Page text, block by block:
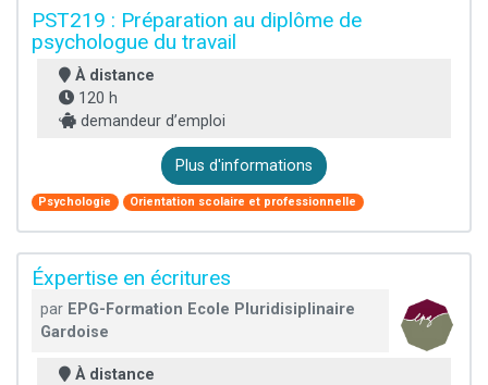
PST219 : Préparation au diplôme de
psychologue du travail
À distance
120 h
demandeur d’emploi
Plus d'informations
Psychologie Orientation scolaire et professionnelle
Éxpertise en écritures
par EPG-Formation Ecole Pluridisiplinaire
Gardoise
À distance